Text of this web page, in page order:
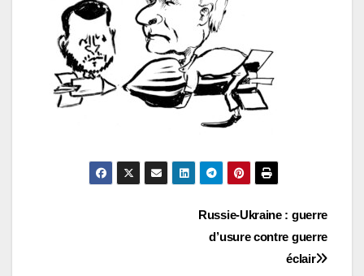
Russie-Ukraine : guerre
d’usure contre guerre
éclair